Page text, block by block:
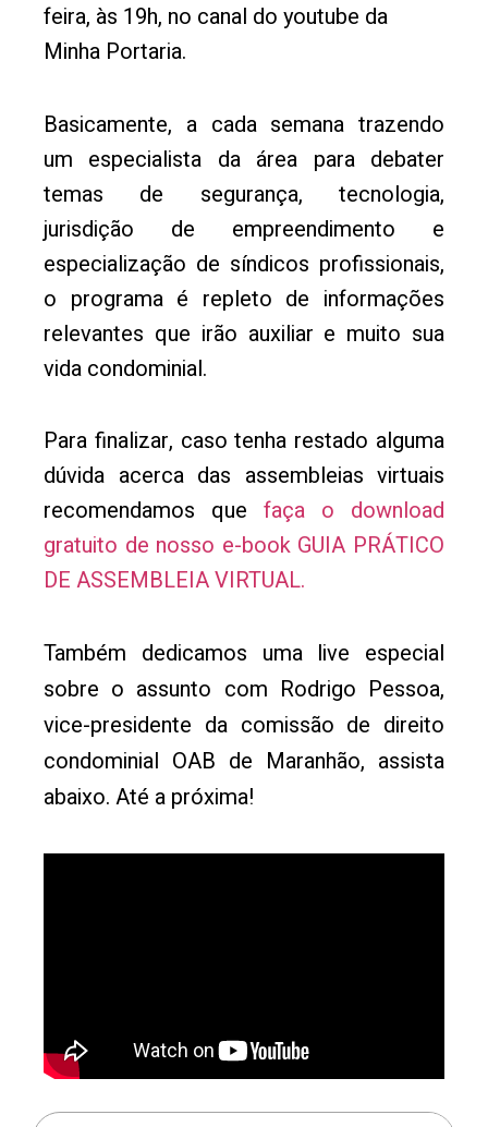
feira, às 19h, no canal do youtube da
Minha Portaria.
Basicamente, a cada semana trazendo
um especialista da área para debater
temas de segurança, tecnologia,
jurisdição de empreendimento e
especialização de síndicos profissionais,
o programa é repleto de informações
relevantes que irão auxiliar e muito sua
vida condominial.
Para finalizar, caso tenha restado alguma
dúvida acerca das assembleias virtuais
recomendamos que faça o download
gratuito de nosso e-book GUIA PRÁTICO
DE ASSEMBLEIA VIRTUAL.
Também dedicamos uma live especial
sobre o assunto com Rodrigo Pessoa,
vice-presidente da comissão de direito
condominial OAB de Maranhão, assista
abaixo. Até a próxima!